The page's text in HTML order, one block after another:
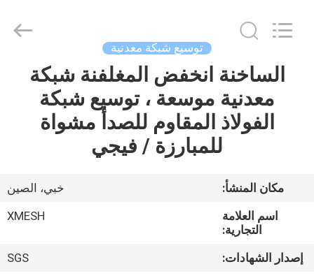
الصفحة
الرئيسية
معلومات
جولة
توسيع شبكة معدنية
الساخنة انخفض المغلفنة شبكة
معدنية موسعة ، توسيع شبكة
الفولاذ المقاوم للصدأ مشواة
للمبارزة / فيجي
مكان المنشأ:
خبي، الصين
اسم العلامة
التجارية:
XMESH
إصدار الشهادات:
SGS